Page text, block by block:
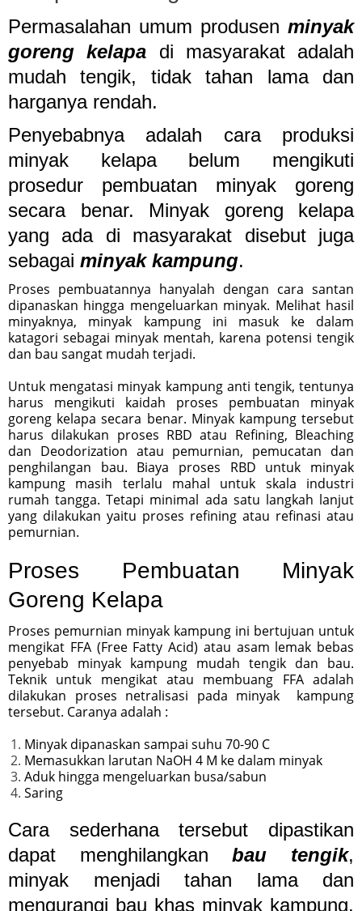
Permasalahan umum produsen minyak
goreng kelapa di masyarakat adalah
mudah tengik, tidak tahan lama dan
harganya rendah.
Penyebabnya adalah cara produksi
minyak kelapa belum mengikuti
prosedur pembuatan minyak goreng
secara benar. Minyak goreng kelapa
yang ada di masyarakat disebut juga
sebagai minyak kampung.
Proses pembuatannya hanyalah dengan cara santan
dipanaskan hingga mengeluarkan minyak. Melihat hasil
minyaknya, minyak kampung ini masuk ke dalam
katagori sebagai minyak mentah, karena potensi tengik
dan bau sangat mudah terjadi.
Untuk mengatasi minyak kampung anti tengik, tentunya
harus mengikuti kaidah proses pembuatan minyak
goreng kelapa secara benar. Minyak kampung tersebut
harus dilakukan proses RBD atau Refining, Bleaching
dan Deodorization atau pemurnian, pemucatan dan
penghilangan bau. Biaya proses RBD untuk minyak
kampung masih terlalu mahal untuk skala industri
rumah tangga. Tetapi minimal ada satu langkah lanjut
yang dilakukan yaitu proses refining atau refinasi atau
pemurnian.
Proses Pembuatan Minyak
Goreng Kelapa
Proses pemurnian minyak kampung ini bertujuan untuk
mengikat FFA (Free Fatty Acid) atau asam lemak bebas
penyebab minyak kampung mudah tengik dan bau.
Teknik untuk mengikat atau membuang FFA adalah
dilakukan proses netralisasi pada minyak kampung
tersebut. Caranya adalah :
Minyak dipanaskan sampai suhu 70-90 C
Memasukkan larutan NaOH 4 M ke dalam minyak
Aduk hingga mengeluarkan busa/sabun
Saring
Cara sederhana tersebut dipastikan
dapat menghilangkanbau tengik,
minyak menjadi tahan lama dan
mengurangi bau khas minyak kampung.